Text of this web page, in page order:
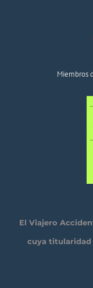
Miembros
El Viajero
cuya titularidad